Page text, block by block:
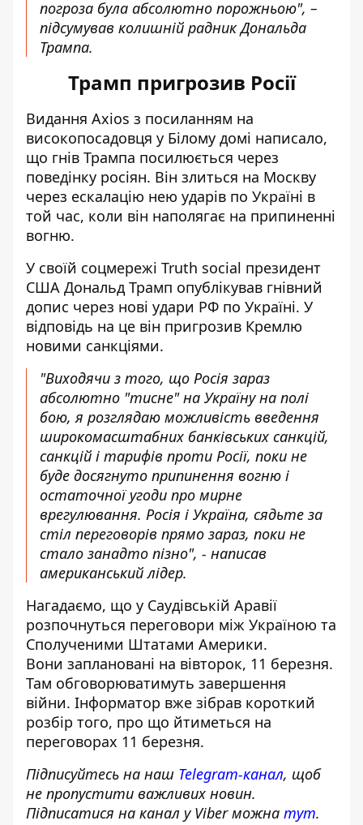
погроза була абсолютно порожньою", –
підсумував колишній радник Дональда
Трампа.
Трамп пригрозив Росії
Видання Axios з посиланням на
високопосадовця у Білому домі написало,
що гнів Трампа посилюється через
поведінку росіян. Він злиться на Москву
через ескалацію нею ударів по Україні в
той час, коли він наполягає на припиненні
вогню.
У своїй соцмережі Truth social президент
США Дональд Трамп опублікував гнівний
допис через нові удари РФ по Україні. У
відповідь на це він пригрозив Кремлю
новими санкціями.
"Виходячи з того, що Росія зараз
абсолютно "тисне" на Україну на полі
бою, я розглядаю можливість введення
широкомасштабних банківських санкцій,
санкцій і тарифів проти Росії, поки не
буде досягнуто припинення вогню і
остаточної угоди про мирне
врегулювання. Росія і Україна, сядьте за
стіл переговорів прямо зараз, поки не
стало занадто пізно", - написав
американський лідер.
Нагадаємо, що у Саудівській Аравії
розпочнуться переговори між Україною та
Сполученими Штатами Америки.
Вони заплановані на вівторок, 11 березня.
Там обговорюватимуть завершення
війни. Інформатор вже зібрав короткий
розбір того, про що йтиметься на
переговорах 11 березня.
Підписуйтесь на наш Telegram-канал, щоб
не пропустити важливих новин.
Підписатися на канал у Viber можна тут.